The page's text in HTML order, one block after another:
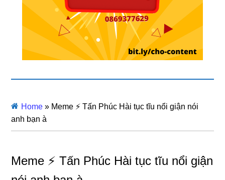
Home » Meme ⚡ Tấn Phúc Hài tục tĩu nổi giận nói
anh bạn à
Meme ⚡ Tấn Phúc Hài tục tĩu nổi giận